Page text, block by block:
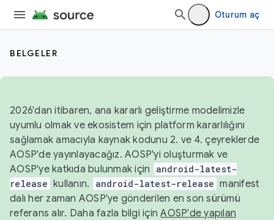
Oturum aç
BELGELER
2026'dan itibaren, ana kararlı geliştirme modelimizle
uyumlu olmak ve ekosistem için platform kararlılığını
sağlamak amacıyla kaynak kodunu 2. ve 4. çeyreklerde
AOSP'de yayınlayacağız. AOSP'yi oluşturmak ve
AOSP'ye katkıda bulunmak için
android-latest-
release kullanın. android-latest-release manifest
dalı her zaman AOSP'ye gönderilen en son sürümü
referans alır. Daha fazla bilgi içinAOSP'de yapılan